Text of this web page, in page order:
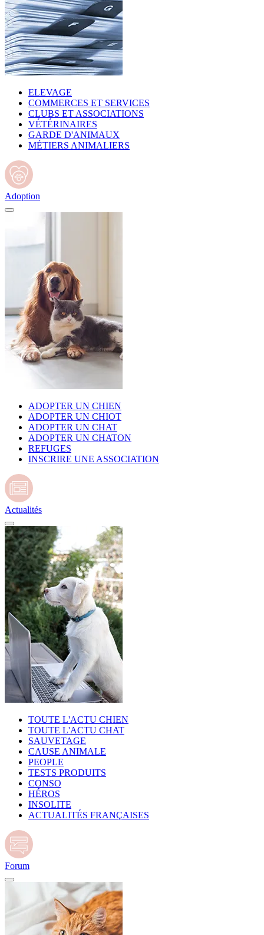
ELEVAGE
COMMERCES ET SERVICES
CLUBS ET ASSOCIATIONS
VÉTÉRINAIRES
GARDE D'ANIMAUX
MÉTIERS ANIMALIERS
Adoption
ADOPTER UN CHIEN
ADOPTER UN CHIOT
ADOPTER UN CHAT
ADOPTER UN CHATON
REFUGES
INSCRIRE UNE ASSOCIATION
Actualités
TOUTE L'ACTU CHIEN
TOUTE L'ACTU CHAT
SAUVETAGE
CAUSE ANIMALE
PEOPLE
TESTS PRODUITS
CONSO
HÉROS
INSOLITE
ACTUALITÉS FRANÇAISES
Forum